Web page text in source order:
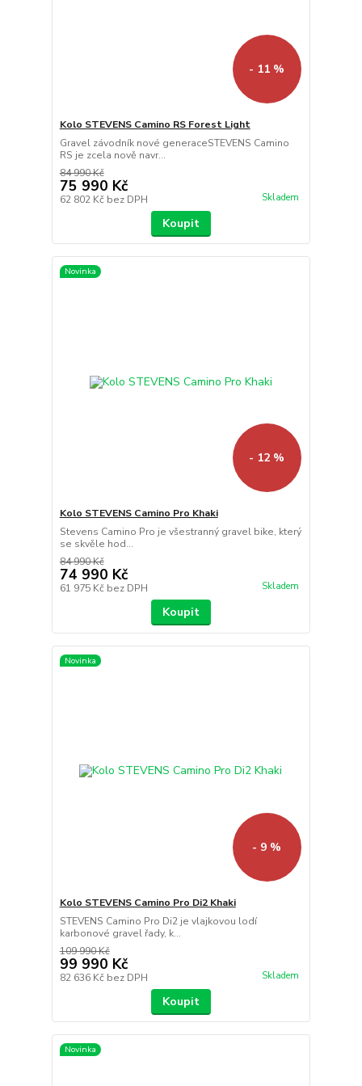
- 11 %
Kolo STEVENS Camino RS Forest Light
Gravel závodník nové generaceSTEVENS Camino
RS je zcela nově navr...
84 990 Kč
75 990 Kč
62 802 Kč bez DPH Skladem
Koupit
Novinka
- 12 %
Kolo STEVENS Camino Pro Khaki
Stevens Camino Pro je všestranný gravel bike, který
se skvěle hod...
84 990 Kč
74 990 Kč
61 975 Kč bez DPH Skladem
Koupit
Novinka
- 9 %
Kolo STEVENS Camino Pro Di2 Khaki
STEVENS Camino Pro Di2 je vlajkovou lodí
karbonové gravel řady, k...
109 990 Kč
99 990 Kč
82 636 Kč bez DPH Skladem
Koupit
Novinka